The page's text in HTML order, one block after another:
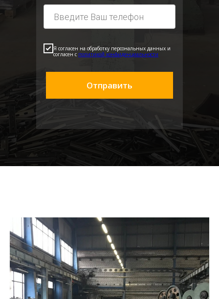
Я согласен на обработку персональных данных и
согласен с политикой конфиденциальности
Отправить